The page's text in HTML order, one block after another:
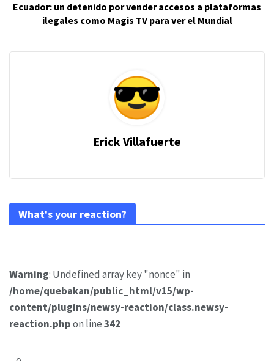
Ecuador: un detenido por vender accesos a plataformas
ilegales como Magis TV para ver el Mundial
Erick Villafuerte
What's your reaction?
Warning: Undefined array key "nonce" in
/home/quebakan/public_html/v15/wp-
content/plugins/newsy-reaction/class.newsy-
reaction.phpon line342